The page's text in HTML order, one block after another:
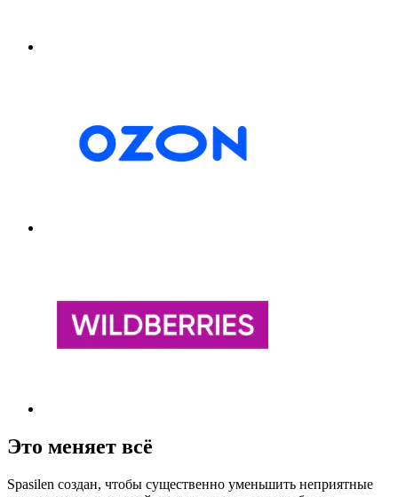
Это меняет всё
Spasilen создан, чтобы существенно уменьшить неприятные